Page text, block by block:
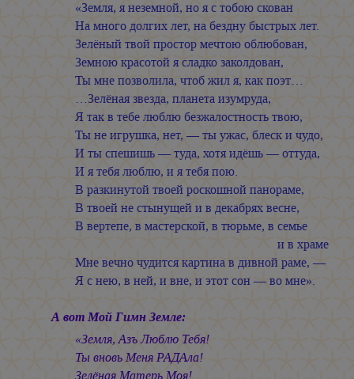
«Земля, я неземной, но я с тобою скован
На много долгих лет, на бездну быстрых лет.
Зелёный твой простор мечтою облюбован,
Земною красотой я сладко заколдован,
Ты мне позволила, чтоб жил я, как поэт…
…Зелёная звезда, планета изумруда,
Я так в тебе люблю безжалостность твою,
Ты не игрушка, нет, — ты ужас, блеск и чудо,
И ты спешишь — туда, хотя идёшь — оттуда,
И я тебя люблю, и я тебя пою.
В разкинутой твоей роскошной панораме,
В твоей не стынущей и в декабрях весне,
В вертепе, в мастерской, в тюрьме, в семье
и в храме
Мне вечно чудится картина в дивной раме, —
Я с нею, в ней, и вне, и этот сон — во мне».
А вот Мой Гимн Земле:
«Земля, Азъ Люблю Тебя!
Ты вновь Меня РАДАла!
Зелёная Матерь Моя!